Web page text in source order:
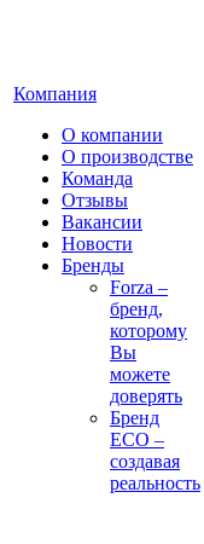
Компания
О компании
О производстве
Команда
Отзывы
Вакансии
Новости
Бренды
Forza –
бренд,
которому
Вы
можете
доверять
Бренд
ECO –
создавая
реальность